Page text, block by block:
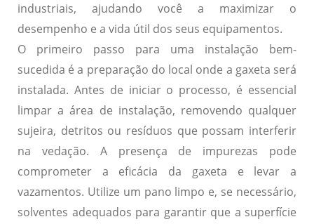
industriais, ajudando você a maximizar o
desempenho e a vida útil dos seus equipamentos.
O primeiro passo para uma instalação bem-
sucedida é a preparação do local onde a gaxeta será
instalada. Antes de iniciar o processo, é essencial
limpar a área de instalação, removendo qualquer
sujeira, detritos ou resíduos que possam interferir
na vedação. A presença de impurezas pode
comprometer a eficácia da gaxeta e levar a
vazamentos. Utilize um pano limpo e, se necessário,
solventes adequados para garantir que a superfície